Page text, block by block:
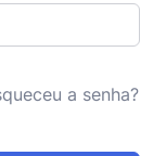
a senha?